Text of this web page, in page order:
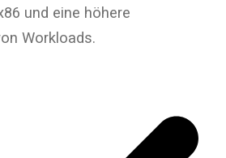
und eine höhere
Workloads.